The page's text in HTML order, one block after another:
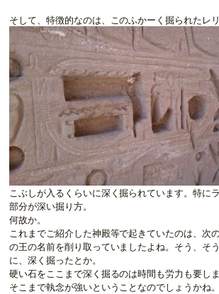
そして、特徴的なのは、このふかーく掘られたレリ
こぶしが入るくらいに深く掘られています。特に
部分が深い掘り方。
何故か。
これまでご紹介した神殿等で起きていたのは、次
の王の名前を削り取っていましたよね。そう、そ
に、深く掘ったとか。
硬い石をここまで深く掘るのは時間も労力も要しま
そこまで執念が強いということなのでしょうかね。